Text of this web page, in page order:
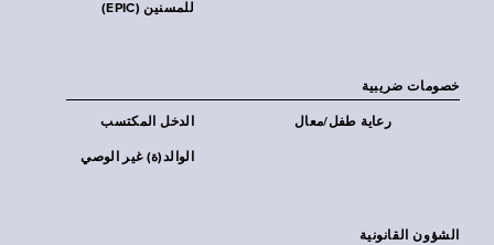
للمسنين (EPIC)
خصومات ضريبية
الدخل المكتسب رعاية طفل/معال
الوالد(ة) غير الوصي
الشؤون القانونية